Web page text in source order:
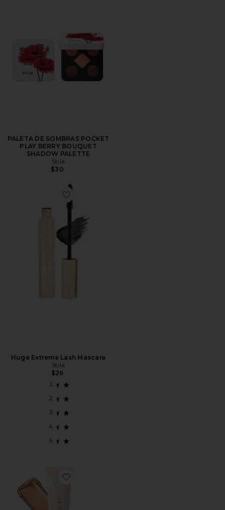
PALETA DE SOMBRAS POCKET
PLAY BERRY BOUQUET
SHADOW PALETTE
Stila
$30
Favorite Huge Extreme Lash Mascara
Huge Extreme Lash Mascara
Stila
$26
Favorite HIDROILUMINADOR HEAVEN'S HUE